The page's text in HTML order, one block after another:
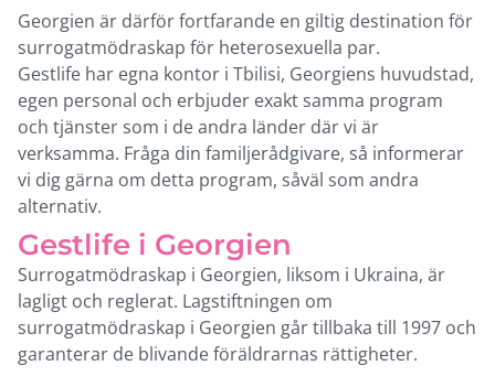
Georgien är därför fortfarande en giltig destination för
surrogatmödraskap för heterosexuella par.
Gestlife har egna kontor i Tbilisi, Georgiens huvudstad,
egen personal och erbjuder exakt samma program
och tjänster som i de andra länder där vi är
verksamma. Fråga din familjerådgivare, så informerar
vi dig gärna om detta program, såväl som andra
alternativ.
Gestlife i Georgien
Surrogatmödraskap i Georgien, liksom i Ukraina, är
lagligt och reglerat. Lagstiftningen om
surrogatmödraskap i Georgien går tillbaka till 1997 och
garanterar de blivande föräldrarnas rättigheter.